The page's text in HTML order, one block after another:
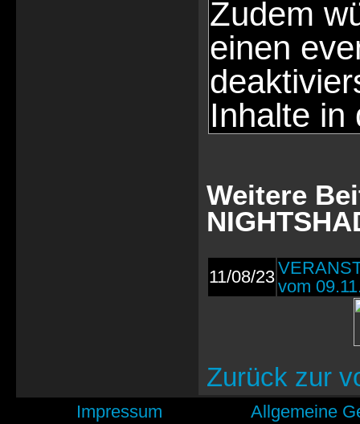
Zudem
einen
Inhalte in
Weitere
11/08/23vom
Zurück zur
Impressum
Allgemeine